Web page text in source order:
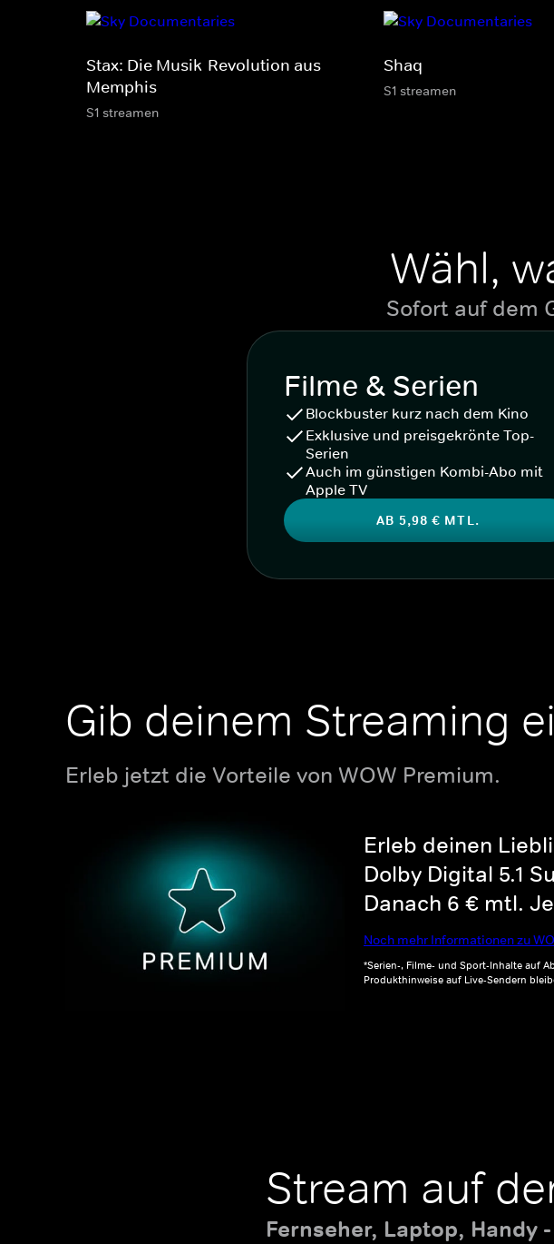
Stax: Die Musik-Revolution aus
Memphis
S1 streamen
Shaq
S1 streamen
Wähl,
Sofort auf dem
Filme & Serien
Blockbuster kurz nach dem Kino
Exklusive und preisgekrönte Top-
Serien
Auch im günstigen Kombi-Abo mit
Apple TV
AB 5,98 € MTL.
Gib deinem Streaming
Erleb jetzt die Vorteile von WOW Premium.
Erleb deinen
Dolby Digital 5.1
Danach 6 € mtl.
Noch mehr Informationen zu
*Serien-, Filme- und Sport-Inhalte auf
Produkthinweise auf Live-Sendern
Stream auf
Fernseher, Laptop,